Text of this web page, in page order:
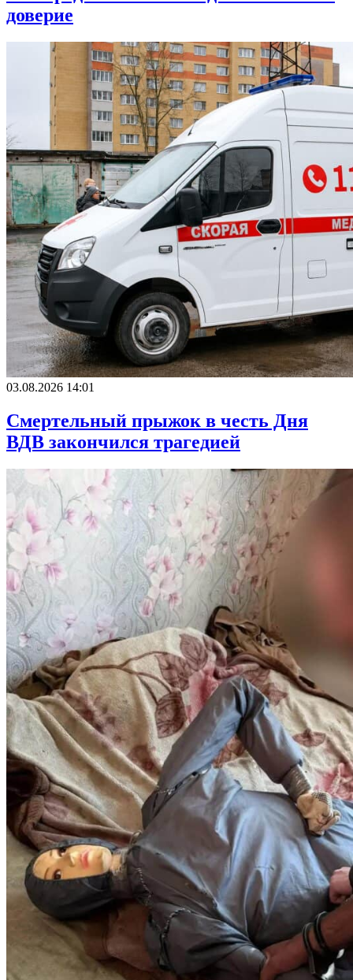
доверие
03.08.2026 14:01
Смертельный прыжок в честь Дня
ВДВ закончился трагедией